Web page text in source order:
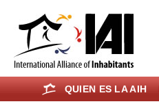
QUIEN ES LA AIH